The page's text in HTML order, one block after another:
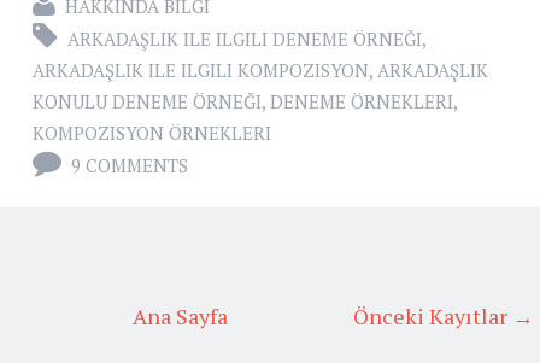
HAKKINDA BILGI
ARKADAŞLIK ILE ILGILI DENEME ÖRNEĞI,
ARKADAŞLIK ILE ILGILI KOMPOZISYON, ARKADAŞLIK
KONULU DENEME ÖRNEĞI, DENEME ÖRNEKLERI,
KOMPOZISYON ÖRNEKLERI
9 COMMENTS
Önceki Kayıtlar →
Ana Sayfa